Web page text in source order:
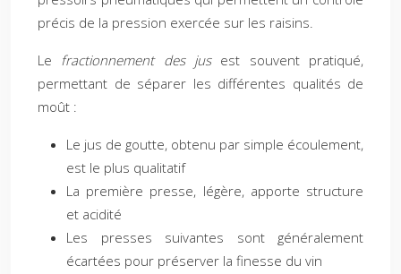
précis de la pression exercée sur les raisins.
Le fractionnement des jus est souvent pratiqué,
permettant de séparer les différentes qualités de
moût :
Le jus de goutte, obtenu par simple écoulement,
est le plus qualitatif
La première presse, légère, apporte structure
et acidité
Les presses suivantes sont généralement
écartées pour préserver la finesse du vin